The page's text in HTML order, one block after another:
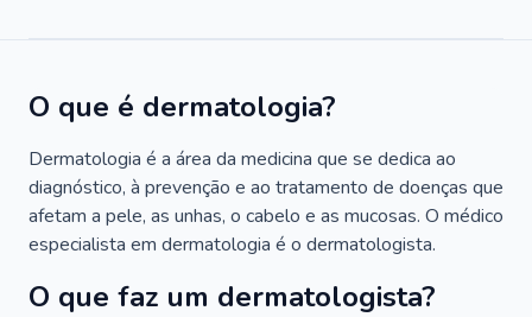
O que é dermatologia?
Dermatologia é a área da medicina que se dedica ao
diagnóstico, à prevenção e ao tratamento de doenças que
afetam a pele, as unhas, o cabelo e as mucosas. O médico
especialista em dermatologia é o dermatologista.
O que faz um dermatologista?